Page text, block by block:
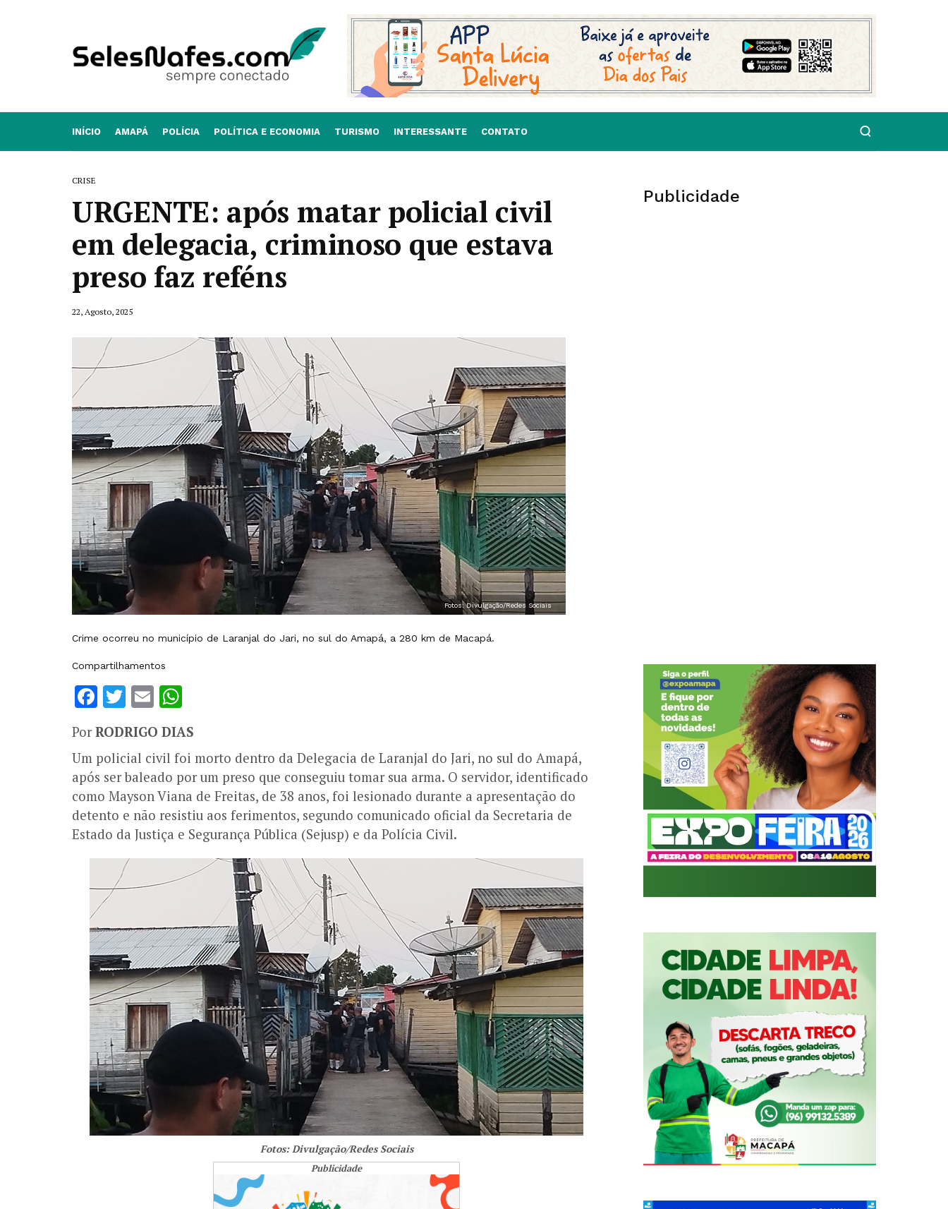
INÍCIO AMAPÁ POLÍCIA POLÍTICA E ECONOMIA TURISMO INTERESSANTE CONTATO
CRISE
URGENTE: após matar policial civil
em delegacia, criminoso que estava
preso faz reféns
22, Agosto, 2025
Fotos: Divulgação/Redes Sociais
Crime ocorreu no município de Laranjal do Jari, no sul do Amapá, a 280 km de Macapá.
Compartilhamentos
Facebook
Twitter
Email
PorRODRIGO DIAS
Um policial civil foi morto dentro da Delegacia de Laranjal do Jari, no sul do Amapá,
após ser baleado por um preso que conseguiu tomar sua arma. O servidor, identificado
como Mayson Viana de Freitas, de 38 anos, foi lesionado durante a apresentação do
detento e não resistiu aos ferimentos, segundo comunicado oficial da Secretaria de
Estado da Justiça e Segurança Pública (Sejusp) e da Polícia Civil.
Fotos: Divulgação/Redes Sociais
Publicidade
Publicidade